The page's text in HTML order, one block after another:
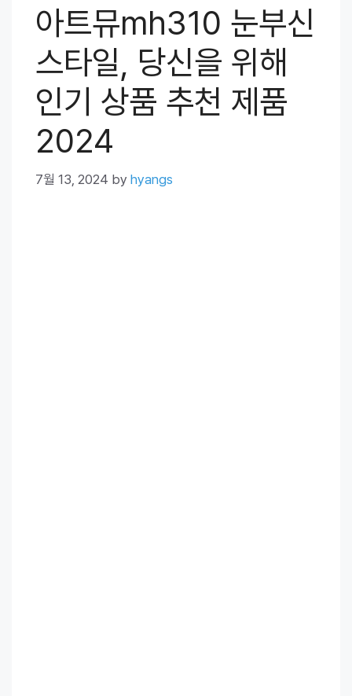
아트뮤mh310 눈부신
스타일, 당신을 위해
인기 상품 추천 제품
2024
7월 13, 2024 by hyangs